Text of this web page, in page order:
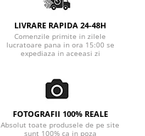
LIVRARE RAPIDA 24-48H
Comenzile primite in zilele
lucratoare pana in ora 15:00 se
expediaza in aceeasi zi
FOTOGRAFII 100% REALE
Absolut toate produsele de pe site
sunt 100% ca in poza